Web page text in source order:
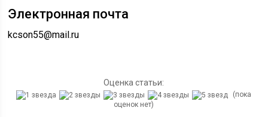
Электронная почта
kcson55@mail.ru
Оценка статьи:
(пока
оценок нет)